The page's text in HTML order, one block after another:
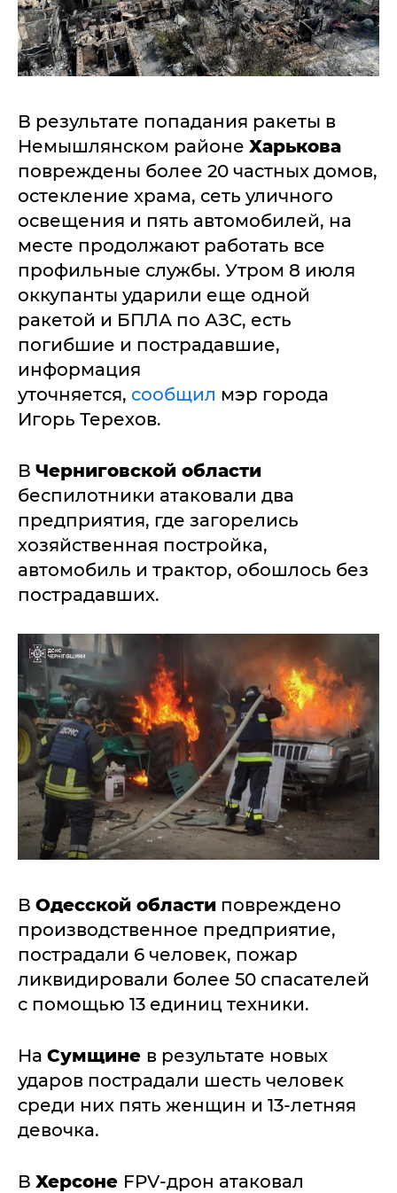
В результате попадания ракеты в
Немышлянском районе Харькова
повреждены более 20 частных домов,
остекление храма, сеть уличного
освещения и пять автомобилей, на
месте продолжают работать все
профильные службы. Утром 8 июля
оккупанты ударили еще одной
ракетой и БПЛА по АЗС, есть
погибшие и пострадавшие,
информация
уточняется, сообщил мэр города
Игорь Терехов.
В Черниговской области
беспилотники атаковали два
предприятия, где загорелись
хозяйственная постройка,
автомобиль и трактор, обошлось без
пострадавших.
В Одесской области повреждено
производственное предприятие,
пострадали 6 человек, пожар
ликвидировали более 50 спасателей
с помощью 13 единиц техники.
На Сумщине в результате новых
ударов пострадали шесть человек
среди них пять женщин и 13-летняя
девочка.
В Херсоне FPV-дрон атаковал